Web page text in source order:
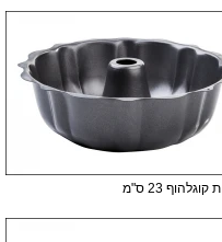
23 ס"מ